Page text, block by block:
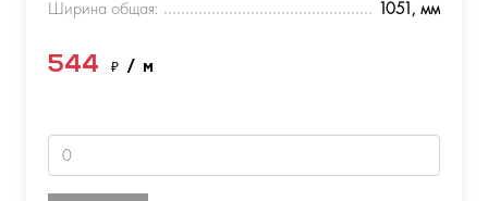
Ширина общая:
1051, мм
544 ₽ / м